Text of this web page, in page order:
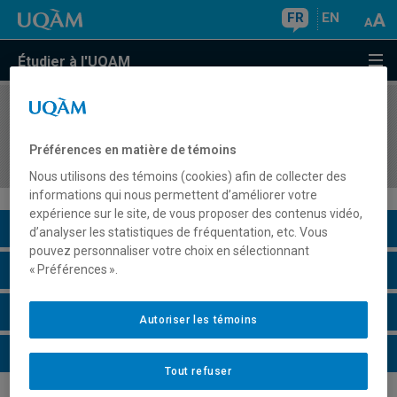
FR EN
Étudier à l'UQAM
COURS//
médiatiques
Description du cours
Horaire - Été 2026
Horaire - Automne 2026
Horaire - Hiver 2027
Préférences en matière de témoins
Nous utilisons des témoins (cookies) afin de collecter des
informations qui nous permettent d’améliorer votre
expérience sur le site, de vous proposer des contenus vidéo,
d’analyser les statistiques de fréquentation, etc. Vous
pouvez personnaliser votre choix en sélectionnant
« Préférences ».
Tout refuser
Autoriser les témoins